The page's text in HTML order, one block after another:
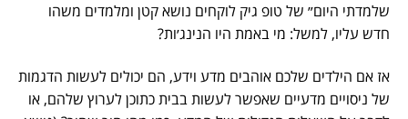
שלמדתי היום״ של טופ גיק לוקחים נושא קטן ומלמדים משהו
חדש עליו, למשל: מי באמת היו הנינג׳ות?
אז אם הילדים שלכם אוהבים מדע וידע, הם יכולים לעשות הדגמות
של ניסויים מדעיים שאפשר לעשות בבית כתוכן לערוץ שלהם, או